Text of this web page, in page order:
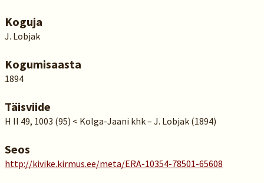
Koguja
J. Lobjak
Kogumisaasta
1894
Täisviide
H II 49, 1003 (95) < Kolga-Jaani khk – J. Lobjak (1894)
Seos
http://kivike.kirmus.ee/meta/ERA-10354-78501-65608